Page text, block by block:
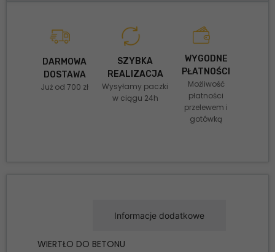
DARMOWA
DOSTAWA
Już od 700 zł
SZYBKA
REALIZACJA
Wysyłamy paczki
w ciągu 24h
WYGODNE
PŁATNOŚCI
Możliwość
płatności
przelewem i
gotówką
Informacje dodatkowe
WIERTŁO DO BETONU